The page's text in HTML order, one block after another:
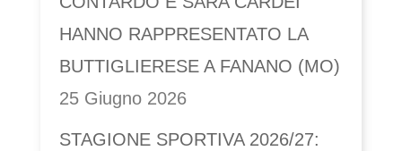
HANNO RAPPRESENTATO LA
BUTTIGLIERESE A FANANO (MO)
25 Giugno 2026
STAGIONE SPORTIVA 2026/27: